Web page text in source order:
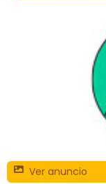
Ver anuncio